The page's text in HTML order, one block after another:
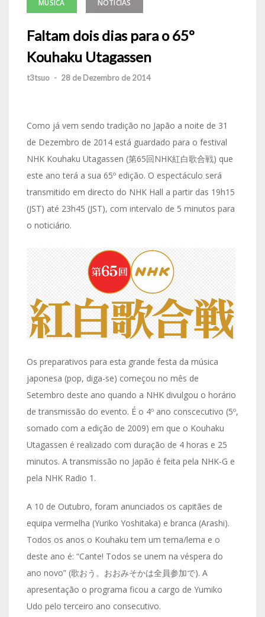
MÚSICA NOTÍCIAS
Faltam dois dias para o 65º
Kouhaku Utagassen
t3tsuo - 28 de Dezembro de 2014
Como já vem sendo tradição no Japão a noite de 31
de Dezembro de 2014 está guardado para o festival
NHK Kouhaku Utagassen (第65回NHK紅白歌合戦) que
este ano terá a sua 65º edição. O espectáculo será
transmitido em directo do NHK Hall a partir das 19h15
(JST) até 23h45 (JST), com intervalo de 5 minutos para
o noticiário.
Os preparativos para esta grande festa da música
japonesa (pop, diga-se) começou no mês de
Setembro deste ano quando a NHK divulgou o horário
de transmissão do evento. É o 4º ano conscecutivo (5º,
somado com a edição de 2009) em que o Kouhaku
Utagassen é realizado com duração de 4 horas e 25
minutos. A transmissão no Japão é feita pela NHK-G e
pela NHK Radio 1.
A 10 de Outubro, foram anunciados os capitães de
equipa vermelha (Yuriko Yoshitaka) e branca (Arashi).
Todos os anos o Kouhaku tem um tema/lema e o
deste ano é: “Cante! Todos se unem na véspera do
ano novo” (歌おう。おおみそかは全員参加で). A
apresentação o programa ficou a cargo de Yumiko
Udo pelo terceiro ano consecutivo.